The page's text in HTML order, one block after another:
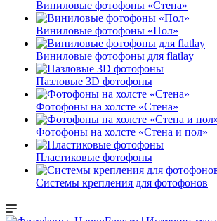
Виниловые фотофоны «Стена»
Виниловые фотофоны «Пол»
Виниловые фотофоны для flatlay
Пазловые 3D фотофоны
Фотофоны на холсте «Стена»
Фотофоны на холсте «Стена и пол»
Пластиковые фотофоны
Системы крепления для фотофонов